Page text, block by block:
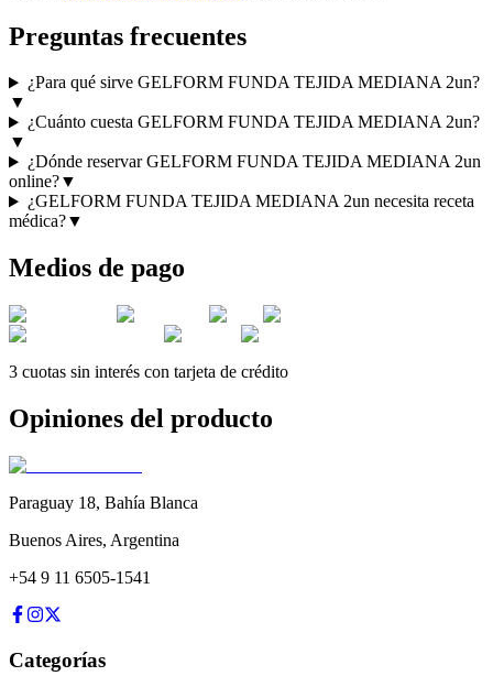
Preguntas frecuentes
¿Para qué sirve GELFORM FUNDA TEJIDA MEDIANA 2un?
▼
¿Cuánto cuesta GELFORM FUNDA TEJIDA MEDIANA 2un?
▼
¿Dónde reservar GELFORM FUNDA TEJIDA MEDIANA 2un
online?▼
¿GELFORM FUNDA TEJIDA MEDIANA 2un necesita receta
médica?▼
Medios de pago
3 cuotas sin interés con tarjeta de crédito
Opiniones del producto
Paraguay 18, Bahía Blanca
Buenos Aires, Argentina
+54 9 11 6505-1541
Categorías